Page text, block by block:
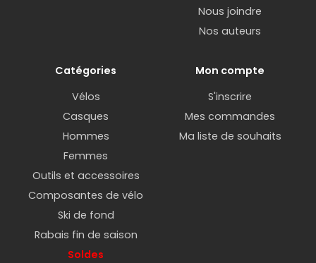
Nous joindre
Nos auteurs
Catégories
Vélos
Casques
Hommes
Femmes
Outils et accessoires
Composantes de vélo
Ski de fond
Rabais fin de saison
Soldes
Mon compte
S'inscrire
Mes commandes
Ma liste de souhaits